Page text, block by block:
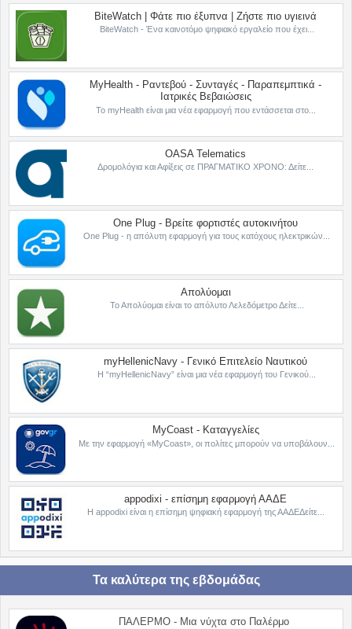
BiteWatch | Φάτε πιο έξυπνα | Ζήστε πιο υγιεινά
BiteWatch - Ένα καινοτόμο ψηφιακό εργαλείο που έχει...
MyHealth - Ραντεβού - Συνταγές - Παραπεμπτικά -
Ιατρικές Βεβαιώσεις
Το myHealth είναι μια νέα εφαρμογή που εντάσσεται στο...
OASA Telematics
Δρομολόγια και Αφίξεις σε ΠΡΑΓΜΑΤΙΚΟ ΧΡΟΝΟ: Δείτε...
One Plug - Βρείτε φορτιστές αυτοκινήτου
One Plug - η απόλυτη εφαρμογή για τους κατόχους ηλεκτρικών...
Απολύομαι
Το Απολύομαι είναι το απόλυτο Λελεδόμετρο Δείτε...
myHellenicNavy - Γενικό Επιτελείο Ναυτικού
Η “myHellenicNavy” είναι μια νέα εφαρμογή του Γενικού...
MyCoast - Καταγγελίες
Με την εφαρμογή «MyCoast», οι πολίτες μπορούν να υποβάλουν...
appodixi - επίσημη εφαρμογή ΑΑΔΕ
Η appodixi είναι η επίσημη ψηφιακή εφαρμογή της ΑΑΔΕΔείτε...
Τα καλύτερα της εβδομάδας
ΠΑΛΕΡΜΟ - Μια νύχτα στο Παλέρμο